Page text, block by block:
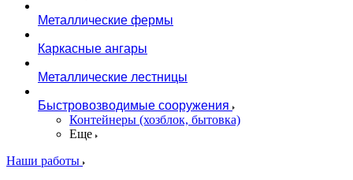
Металлические фермы
Каркасные ангары
Металлические лестницы
Быстровозводимые сооружения
Контейнеры (хозблок, бытовка)
Еще
Наши работы